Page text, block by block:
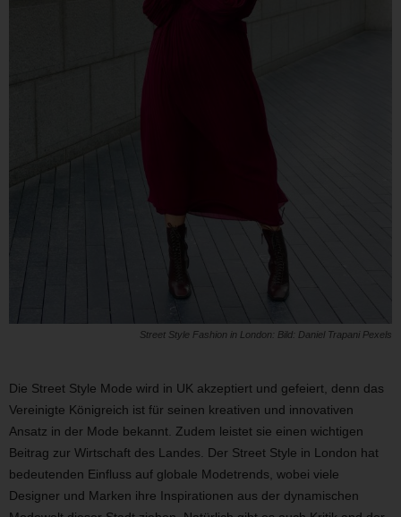
Street Style Fashion in London: Bild: Daniel Trapani Pexels
Die Street Style Mode wird in UK akzeptiert und gefeiert, denn das
Vereinigte Königreich ist für seinen kreativen und innovativen
Ansatz in der Mode bekannt. Zudem leistet sie einen wichtigen
Beitrag zur Wirtschaft des Landes. Der Street Style in London hat
bedeutenden Einfluss auf globale Modetrends, wobei viele
Designer und Marken ihre Inspirationen aus der dynamischen